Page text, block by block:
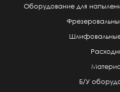
Оборудование для
Б/У